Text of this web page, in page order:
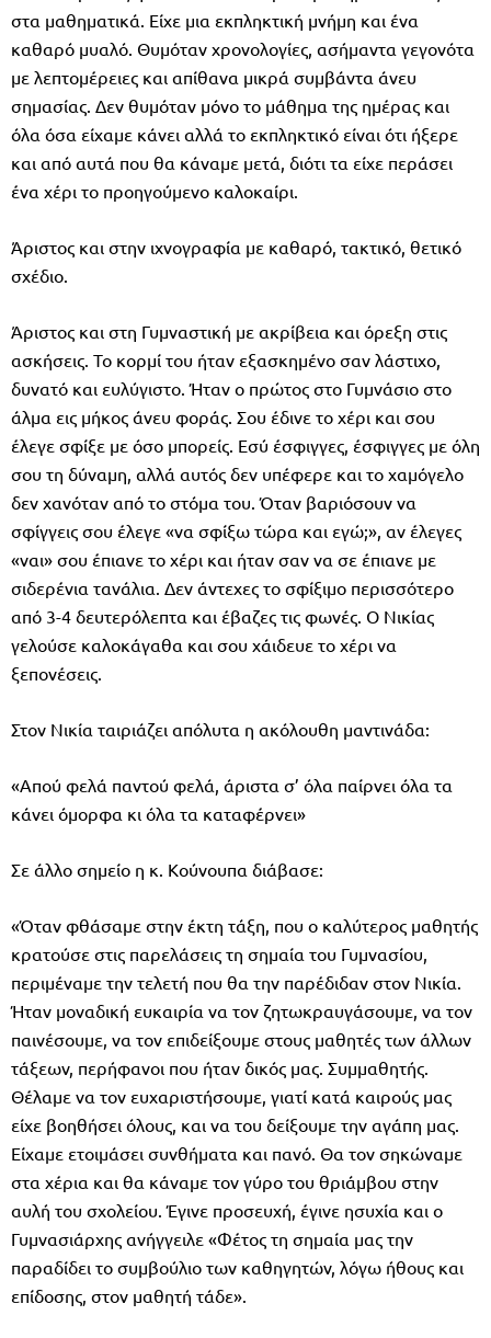
στα μαθηματικά. Είχε μια εκπληκτική μνήμη και ένα
καθαρό μυαλό. Θυμόταν χρονολογίες, ασήμαντα γεγονότα
με λεπτομέρειες και απίθανα μικρά συμβάντα άνευ
σημασίας. Δεν θυμόταν μόνο το μάθημα της ημέρας και
όλα όσα είχαμε κάνει αλλά το εκπληκτικό είναι ότι ήξερε
και από αυτά που θα κάναμε μετά, διότι τα είχε περάσει
ένα χέρι το προηγούμενο καλοκαίρι.
Άριστος και στην ιχνογραφία με καθαρό, τακτικό, θετικό
σχέδιο.
Άριστος και στη Γυμναστική με ακρίβεια και όρεξη στις
ασκήσεις. Το κορμί του ήταν εξασκημένο σαν λάστιχο,
δυνατό και ευλύγιστο. Ήταν ο πρώτος στο Γυμνάσιο στο
άλμα εις μήκος άνευ φοράς. Σου έδινε το χέρι και σου
έλεγε σφίξε με όσο μπορείς. Εσύ έσφιγγες, έσφιγγες με όλη
σου τη δύναμη, αλλά αυτός δεν υπέφερε και το χαμόγελο
δεν χανόταν από το στόμα του. Όταν βαριόσουν να
σφίγγεις σου έλεγε «να σφίξω τώρα και εγώ;», αν έλεγες
«ναι» σου έπιανε το χέρι και ήταν σαν να σε έπιανε με
σιδερένια τανάλια. Δεν άντεχες το σφίξιμο περισσότερο
από 3-4 δευτερόλεπτα και έβαζες τις φωνές. Ο Νικίας
γελούσε καλοκάγαθα και σου χάιδευε το χέρι να
ξεπονέσεις.
Στον Νικία ταιριάζει απόλυτα η ακόλουθη μαντινάδα:
«Απού φελά παντού φελά, άριστα σ’ όλα παίρνει όλα τα
κάνει όμορφα κι όλα τα καταφέρνει»
Σε άλλο σημείο η κ. Κούνουπα διάβασε:
«Όταν φθάσαμε στην έκτη τάξη, που ο καλύτερος μαθητής
κρατούσε στις παρελάσεις τη σημαία του Γυμνασίου,
περιμέναμε την τελετή που θα την παρέδιδαν στον Νικία.
Ήταν μοναδική ευκαιρία να τον ζητωκραυγάσουμε, να τον
παινέσουμε, να τον επιδείξουμε στους μαθητές των άλλων
τάξεων, περήφανοι που ήταν δικός μας. Συμμαθητής.
Θέλαμε να τον ευχαριστήσουμε, γιατί κατά καιρούς μας
είχε βοηθήσει όλους, και να του δείξουμε την αγάπη μας.
Είχαμε ετοιμάσει συνθήματα και πανό. Θα τον σηκώναμε
στα χέρια και θα κάναμε τον γύρο του θριάμβου στην
αυλή του σχολείου. Έγινε προσευχή, έγινε ησυχία και ο
Γυμνασιάρχης ανήγγειλε «Φέτος τη σημαία μας την
παραδίδει το συμβούλιο των καθηγητών, λόγω ήθους και
επίδοσης, στον μαθητή τάδε».